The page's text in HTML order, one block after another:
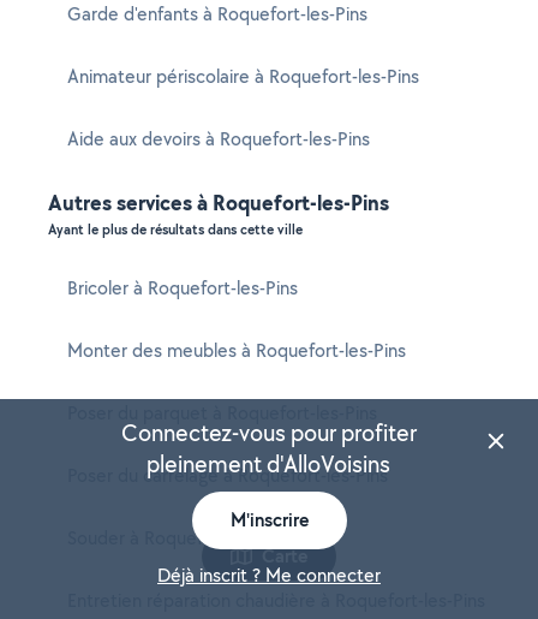
Garde d'enfants à Roquefort-les-Pins
Animateur périscolaire à Roquefort-les-Pins
Aide aux devoirs à Roquefort-les-Pins
Autres services à Roquefort-les-Pins
Ayant le plus de résultats dans cette ville
Bricoler à Roquefort-les-Pins
Monter des meubles à Roquefort-les-Pins
Poser du carrelage à Roquefort-les-Pins
Souder à Roquefort-les-Pins
Carte
Connectez-vous pour profiter
pleinement d'AlloVoisins
M'inscrire
Déjà inscrit ? Me connecter